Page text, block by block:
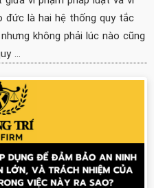
đức là hai hệ thống quy tắc
không phải lúc nào cũng
...